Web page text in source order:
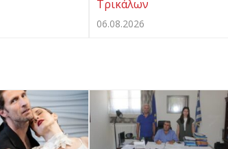
Τρικάλων
06.08.2026